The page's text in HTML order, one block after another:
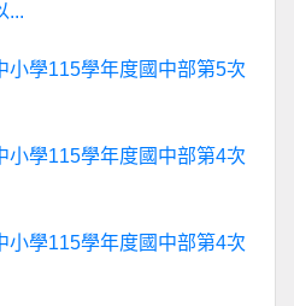
...
小學115學年度國中部第5次
小學115學年度國中部第4次
小學115學年度國中部第4次